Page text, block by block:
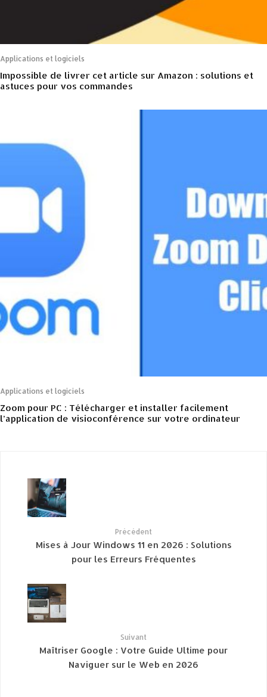
Applications et logiciels
Impossible de livrer cet article sur Amazon : solutions et
astuces pour vos commandes
Applications et logiciels
Zoom pour PC : Télécharger et installer facilement
l’application de visioconférence sur votre ordinateur
Précédent
Mises à Jour Windows 11 en 2026 : Solutions
pour les Erreurs Fréquentes
Suivant
Maîtriser Google : Votre Guide Ultime pour
Naviguer sur le Web en 2026